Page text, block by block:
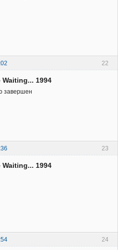
22
Waiting... 1994
завершен
23
Waiting... 1994
24